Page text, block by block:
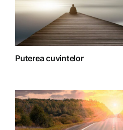
Puterea cuvintelor